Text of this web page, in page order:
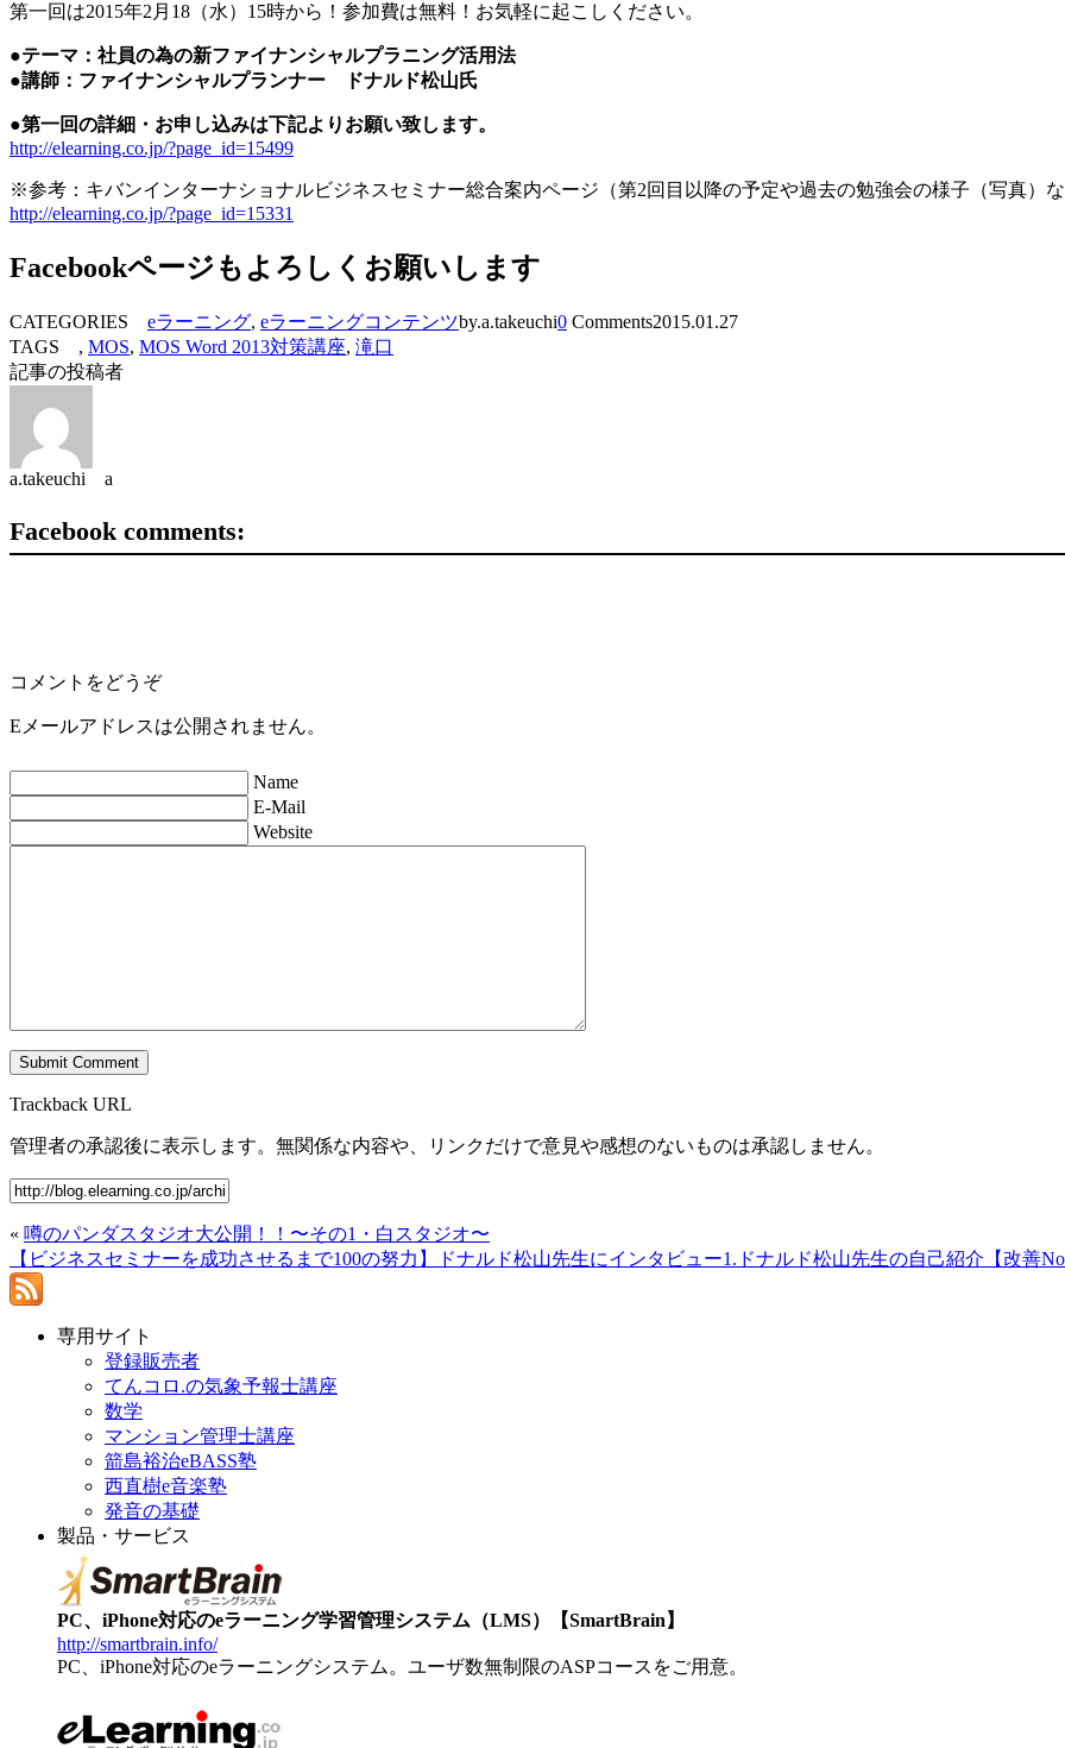
第一回は2015年2月18（水）15時から！参加費は無料！お気軽に起こしください。
●テーマ：社員の為の新ファイナンシャルプラニング活用法
●講師：ファイナンシャルプランナー ドナルド松山氏
●第一回の詳細・お申し込みは下記よりお願い致します。
http://elearning.co.jp/?page_id=15499
※参考：キバンインターナショナルビジネスセミナー総合案内ページ（第2回目以降の予定や過去の勉強会の様子（写真）
http://elearning.co.jp/?page_id=15331
Facebookページもよろしくお願いします
CATEGORIES eラーニング, eラーニングコンテンツby.a.takeuchi0 Comments2015.01.27
TAGS , MOS, MOS Word 2013対策講座, 滝口
記事の投稿者
a.takeuchi a
Facebook comments:
コメントをどうぞ
Eメールアドレスは公開されません。
Name
E-Mail
Website
Trackback URL
管理者の承認後に表示します。無関係な内容や、リンクだけで意見や感想のないものは承認しません。
« 噂のパンダスタジオ大公開！！〜その1・白スタジオ〜
【ビジネスセミナーを成功させるまで100の努力】ドナルド松山先生にインタビュー1.ドナルド松山先生の自己紹介【改善
専用サイト
登録販売者
てんコロ.の気象予報士講座
数学
マンション管理士講座
箭島裕治eBASS塾
西直樹e音楽塾
発音の基礎
製品・サービス
PC、iPhone対応のeラーニング学習管理システム（LMS）【SmartBrain】
http://smartbrain.info/
PC、iPhone対応のeラーニングシステム。ユーザ数無制限のASPコースをご用意。